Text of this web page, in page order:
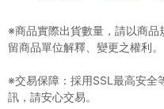
※商品實際出貨數量，請以商
留商品單位解釋、變更之權利。
※交易保障：採用SSL最高安全
訊，請安心交易。